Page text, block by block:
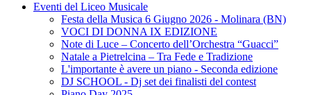
Eventi del Liceo Musicale
Festa della Musica 6 Giugno 2026 - Molinara (BN)
VOCI DI DONNA IX EDIZIONE
Note di Luce – Concerto dell’Orchestra “Guacci”
Natale a Pietrelcina – Tra Fede e Tradizione
L'importante è avere un piano - Seconda edizione
DJ SCHOOL - Dj set dei finalisti del contest